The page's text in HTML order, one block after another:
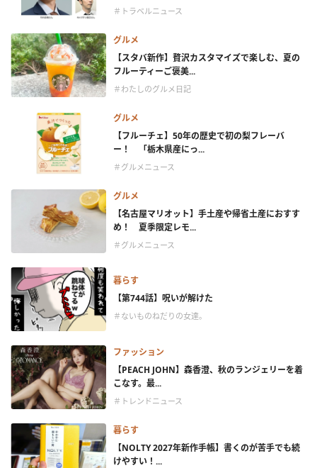
＃トラベルニュース
グルメ
【スタバ新作】贅沢カスタマイズで楽しむ、夏の
フルーティーご褒美...
＃わたしのグルメ日記
グルメ
【フルーチェ】50年の歴史で初の梨フレーバ
ー！ 「栃木県産にっ...
＃グルメニュース
グルメ
【名古屋マリオット】手土産や帰省土産におすす
め！ 夏季限定レモ...
＃グルメニュース
暮らす
【第744話】呪いが解けた
＃ないものねだりの女達。
ファッション
【PEACH JOHN】森香澄、秋のランジェリーを着
こなす。最...
＃トレンドニュース
暮らす
【NOLTY 2027年新作手帳】書くのが苦手でも続
けやすい！...